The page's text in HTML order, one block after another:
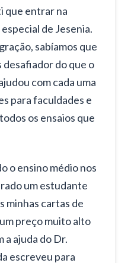
que entrar na
de Jesenia.
sabíamos que
desafiador do que o
com cada uma
para faculdades e
os ensaios que
o ensino médio nos
um estudante
minhas cartas de
preço muito alto
a ajuda do Dr.
escreveu para